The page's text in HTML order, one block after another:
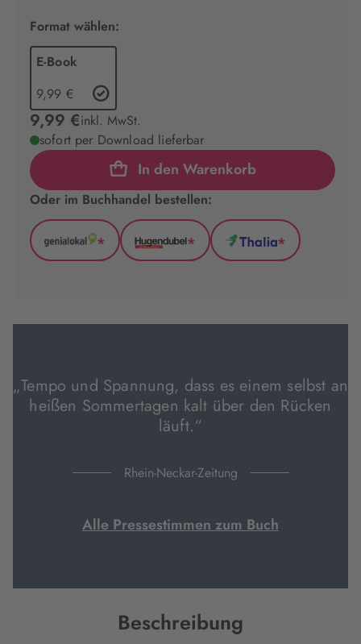
Format wählen:
E-Book
9,99 €
9,99 €inkl. MwSt.
sofort per Download lieferbar
In den Warenkorb
Oder im Buchhandel bestellen:
GenialLokal
Tab
*
Hugendubel
Tab
*
Thalia
Tab
*
„Tempo und Spannung, dass es einem selbst an
heißen Sommertagen kalt über den Rücken
läuft.“
Rhein-Neckar-Zeitung
Alle Pressestimmen zum Buch
Beschreibung